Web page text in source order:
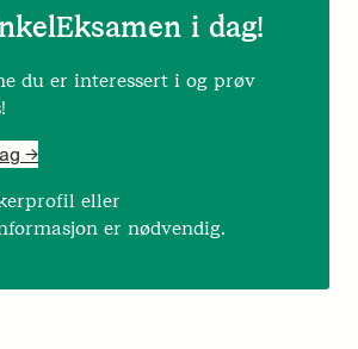
i dag!
du er interessert i og prøv
->
eller
er nødvendig.